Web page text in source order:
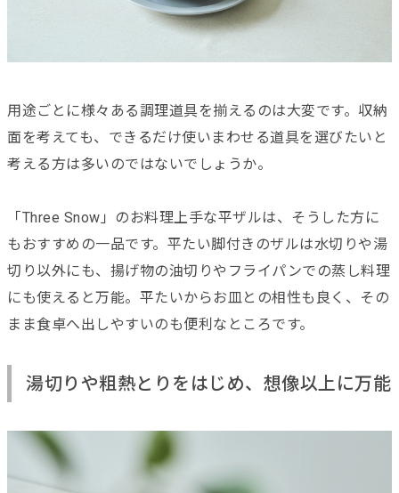
用途ごとに様々ある調理道具を揃えるのは大変です。収納
面を考えても、できるだけ使いまわせる道具を選びたいと
考える方は多いのではないでしょうか。
「Three Snow」のお料理上手な平ザルは、そうした方に
もおすすめの一品です。平たい脚付きのザルは水切りや湯
切り以外にも、揚げ物の油切りやフライパンでの蒸し料理
にも使えると万能。平たいからお皿との相性も良く、その
まま食卓へ出しやすいのも便利なところです。
湯切りや粗熱とりをはじめ、想像以上に万能